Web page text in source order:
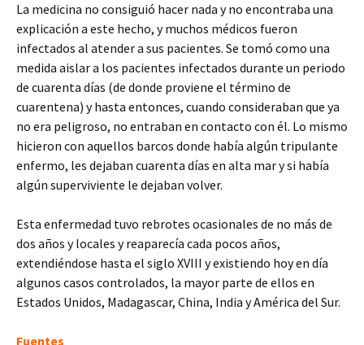
La medicina no consiguió hacer nada y no encontraba una
explicación a este hecho, y muchos médicos fueron
infectados al atender a sus pacientes. Se tomó como una
medida aislar a los pacientes infectados durante un periodo
de cuarenta días (de donde proviene el término de
cuarentena) y hasta entonces, cuando consideraban que ya
no era peligroso, no entraban en contacto con él. Lo mismo
hicieron con aquellos barcos donde había algún tripulante
enfermo, les dejaban cuarenta días en alta mar y si había
algún superviviente le dejaban volver.
Esta enfermedad tuvo rebrotes ocasionales de no más de
dos años y locales y reaparecía cada pocos años,
extendiéndose hasta el siglo XVIII y existiendo hoy en día
algunos casos controlados, la mayor parte de ellos en
Estados Unidos, Madagascar, China, India y América del Sur.
Fuentes